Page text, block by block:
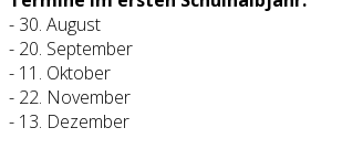
- 30. August
- 20. September
- 11. Oktober
- 22. November
- 13. Dezember